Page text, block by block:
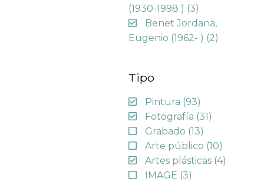
(1930-1998 ) (3)
Benet Jordana,
Eugenio (1962- ) (2)
Tipo
Pintura (93)
Fotografía (31)
Grabado (13)
Arte público (10)
Artes plásticas (4)
IMAGE (3)